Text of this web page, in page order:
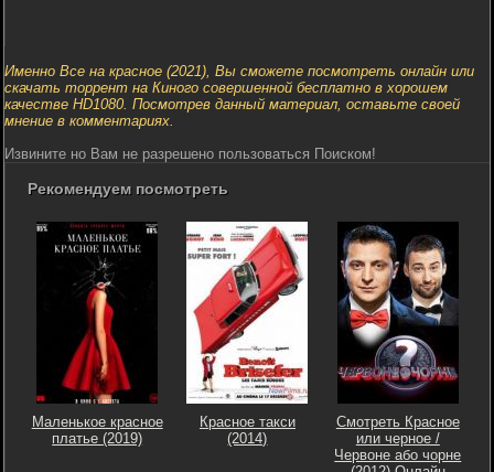
Именно Все на красное (2021), Вы сможете посмотреть онлайн или
скачать торрент на Киного совершенной бесплатно в хорошем
качестве HD1080. Посмотрев данный материал, оставьте своей
мнение в комментариях.
Извините но Вам не разрешено пользоваться Поиском!
Рекомендуем посмотреть
Маленькое красное
платье (2019)
Красное такси
(2014)
Смотреть Красное
или черное /
Червоне або чорне